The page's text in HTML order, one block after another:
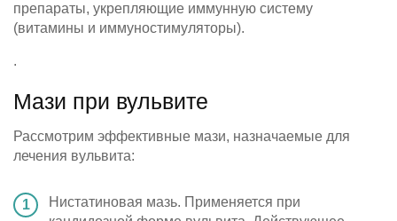
препараты, укрепляющие иммунную систему
(витамины и иммуностимуляторы).
.
Мази при вульвите
Рассмотрим эффективные мази, назначаемые для
лечения вульвита:
Нистатиновая мазь. Применяется при